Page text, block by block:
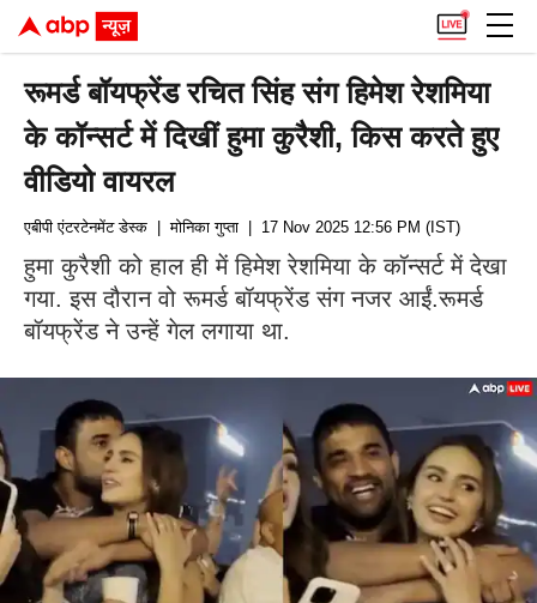
रूमर्ड बॉयफ्रेंड रचित सिंह संग हिमेश रेशमिया
के कॉन्सर्ट में दिखीं हुमा कुरैशी, किस करते हुए
वीडियो वायरल
एबीपी एंटरटेनमेंट डेस्क | मोनिका गुप्ता | 17 Nov 2025 12:56 PM (IST)
हुमा कुरैशी को हाल ही में हिमेश रेशमिया के कॉन्सर्ट में देखा
गया. इस दौरान वो रूमर्ड बॉयफ्रेंड संग नजर आईं.रूमर्ड
बॉयफ्रेंड ने उन्हें गेल लगाया था.